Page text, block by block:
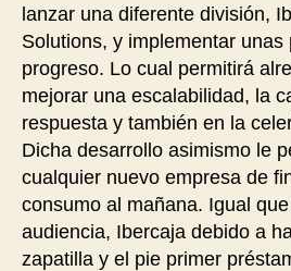
lanzar una diferente división,
Solutions, y implementar unas
progreso. Lo cual permitirá
mejorar una escalabilidad, la
respuesta y también en la
Dicha desarrollo asimismo le
cualquier nuevo empresa de
consumo al mañana. Igual
audiencia, Ibercaja debido a
zapatilla y el pie primer